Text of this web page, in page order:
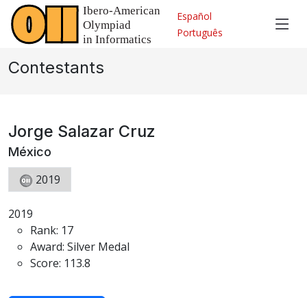
Español
Português
Contestants
Jorge Salazar Cruz
México
2019
2019
Rank: 17
Award: Silver Medal
Score: 113.8